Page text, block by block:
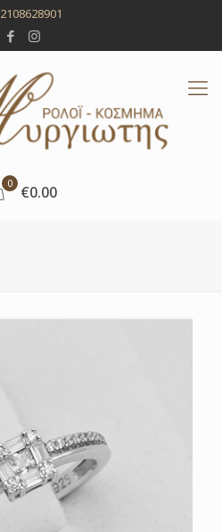
2108628901
0 €0.00